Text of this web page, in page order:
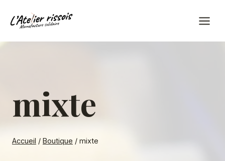
mixte
Accueil / Boutique / mixte